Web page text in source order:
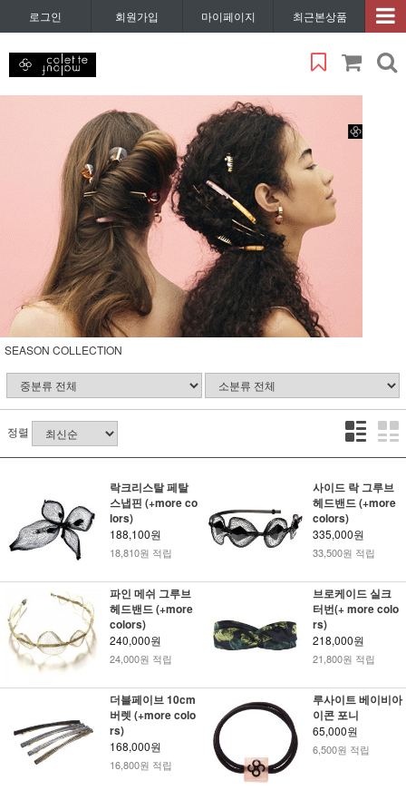
로그인 회원가입 마이페이지 최근본상품
SEASON COLLECTION
정렬
락크리스탈 페탈
스냅핀 (+more co
lors)
188,100원
18,810원 적립
사이드 락 그루브
헤드밴드 (+more
colors)
335,000원
33,500원 적립
파인 메쉬 그루브
헤드밴드 (+more
colors)
240,000원
24,000원 적립
브로케이드 실크
터번(+ more colo
rs)
218,000원
21,800원 적립
더블페이브 10cm
버렛 (+more colo
rs)
168,000원
16,800원 적립
루사이트 베이비아
이콘 포니
65,000원
6,500원 적립